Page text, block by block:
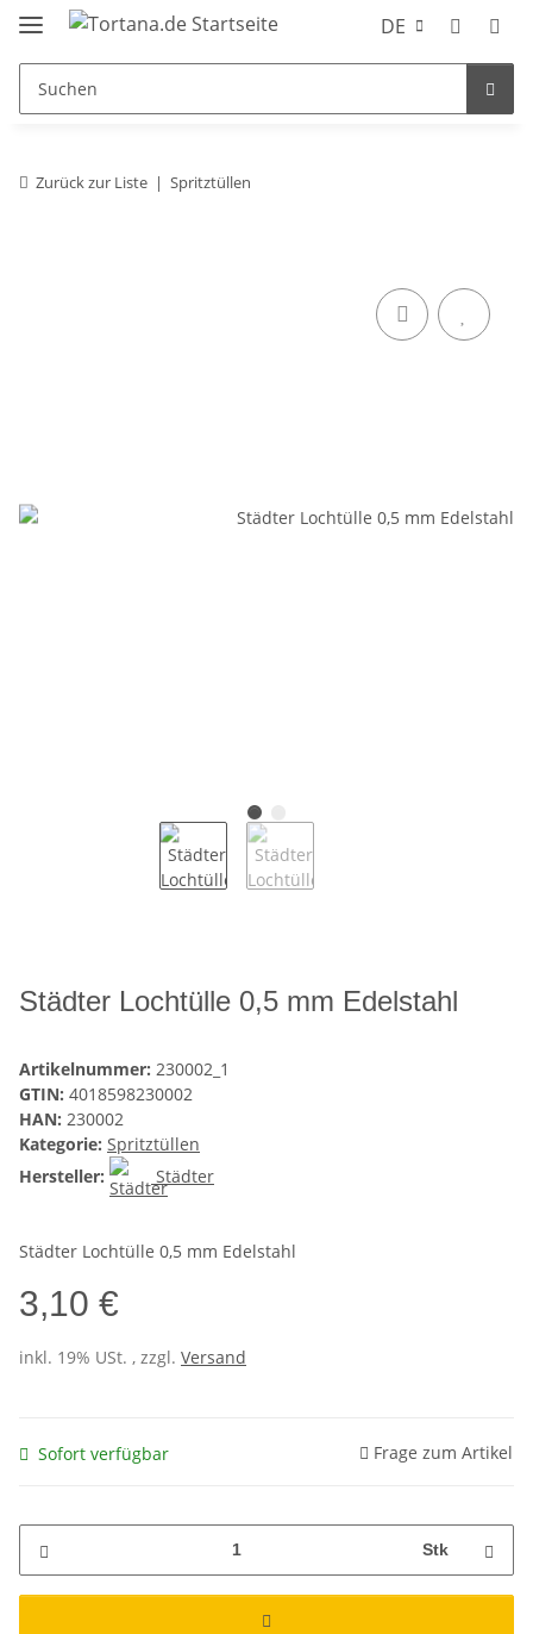
DE
Zurück zur Liste Spritztüllen
Städter Lochtülle 0,5 mm Edelstahl
Artikelnummer: 230002_1
GTIN: 4018598230002
HAN: 230002
Kategorie: Spritztüllen
Hersteller:
Städter
Städter Lochtülle 0,5 mm Edelstahl
3,10 €
inkl. 19% USt. , zzgl. Versand
Sofort verfügbar Frage zum Artikel
Stk